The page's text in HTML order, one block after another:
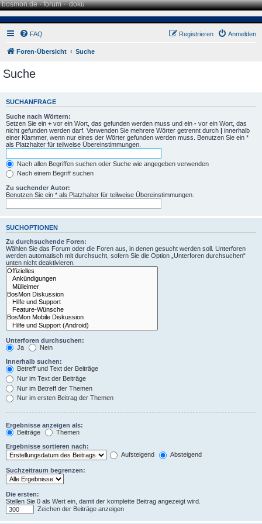
bosmon.de·forum·doku
FAQ Anmelden
Registrieren
Foren-Übersicht Suche
Suche
SUCHANFRAGE
Suche nach Wörtern:
Setzen Sie ein + vor ein Wort, das gefunden werden muss und ein - vor ein Wort, das
nicht gefunden werden darf. Verwenden Sie mehrere Wörter getrennt durch | innerhalb
einer Klammer, wenn nur eines der Wörter gefunden werden muss. Benutzen Sie ein *
als Platzhalter für teilweise Übereinstimmungen.
Nach allen Begriffen suchen oder Suche wie angegeben verwenden
Nach einem Begriff suchen
Zu suchender Autor:
Benutzen Sie ein * als Platzhalter für teilweise Übereinstimmungen.
SUCHOPTIONEN
Zu durchsuchende Foren:
Wählen Sie das Forum oder die Foren aus, in denen gesucht werden soll. Unterforen
werden automatisch mit durchsucht, sofern Sie die Option „Unterforen durchsuchen“
unten nicht deaktivieren.
Unterforen durchsuchen:
Ja
Nein
Innerhalb suchen:
Betreff und Text der Beiträge
Nur im Text der Beiträge
Nur im Betreff der Themen
Nur im ersten Beitrag der Themen
Ergebnisse anzeigen als:
Beiträge
Themen
Ergebnisse sortieren nach:
Aufsteigend
Absteigend
Suchzeitraum begrenzen:
Die ersten:
Stellen Sie 0 als Wert ein, damit der komplette Beitrag angezeigt wird.
Zeichen der Beiträge anzeigen